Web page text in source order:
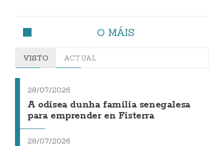
O MÁIS
VISTO ACTUAL
28/07/2026
A odisea dunha familia senegalesa
para emprender en Fisterra
28/07/2026